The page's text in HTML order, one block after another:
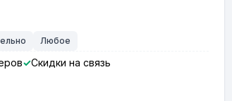
Любое
Скидки на связь